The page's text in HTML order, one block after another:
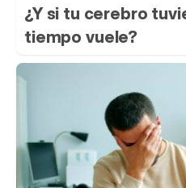
¿Y si tu cerebro
tiempo vuele?